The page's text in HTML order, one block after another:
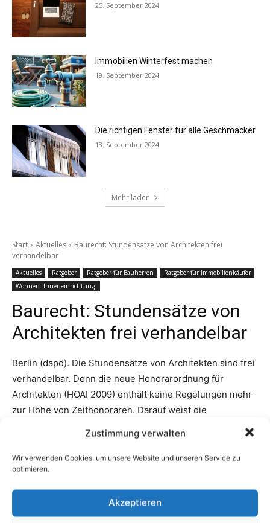
Zustimmung verwalten
Wir verwenden Cookies, um unsere Website und unseren Service zu
optimieren.
Akzeptieren
25. September 2024
Immobilien Winterfest machen
19. September 2024
Die richtigen Fenster für alle Geschmäcker
13. September 2024
Mehr laden